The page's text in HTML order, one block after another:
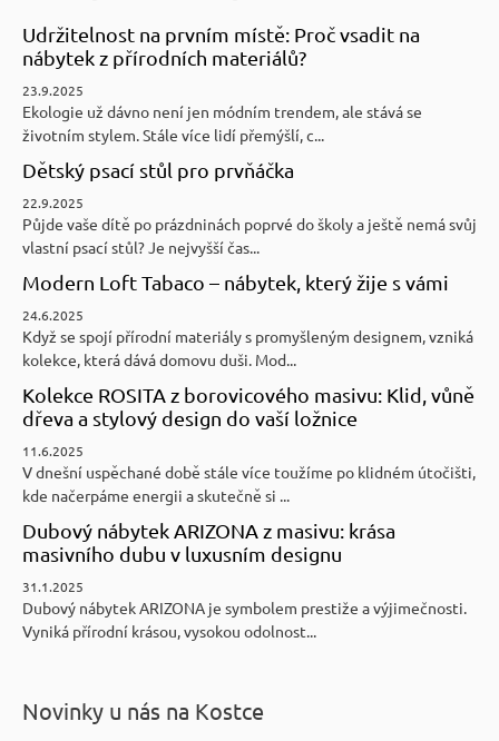
Udržitelnost na prvním místě: Proč vsadit na
nábytek z přírodních materiálů?
23.9.2025
Ekologie už dávno není jen módním trendem, ale stává se
životním stylem. Stále více lidí přemýšlí, c...
Dětský psací stůl pro prvňáčka
22.9.2025
Půjde vaše dítě po prázdninách poprvé do školy a ještě nemá svůj
vlastní psací stůl? Je nejvyšší čas...
Modern Loft Tabaco – nábytek, který žije s vámi
24.6.2025
Když se spojí přírodní materiály s promyšleným designem, vzniká
kolekce, která dává domovu duši. Mod...
Kolekce ROSITA z borovicového masivu: Klid, vůně
dřeva a stylový design do vaší ložnice
11.6.2025
V dnešní uspěchané době stále více toužíme po klidném útočišti,
kde načerpáme energii a skutečně si ...
Dubový nábytek ARIZONA z masivu: krása
masivního dubu v luxusním designu
31.1.2025
Dubový nábytek ARIZONA je symbolem prestiže a výjimečnosti.
Vyniká přírodní krásou, vysokou odolnost...
Novinky u nás na Kostce